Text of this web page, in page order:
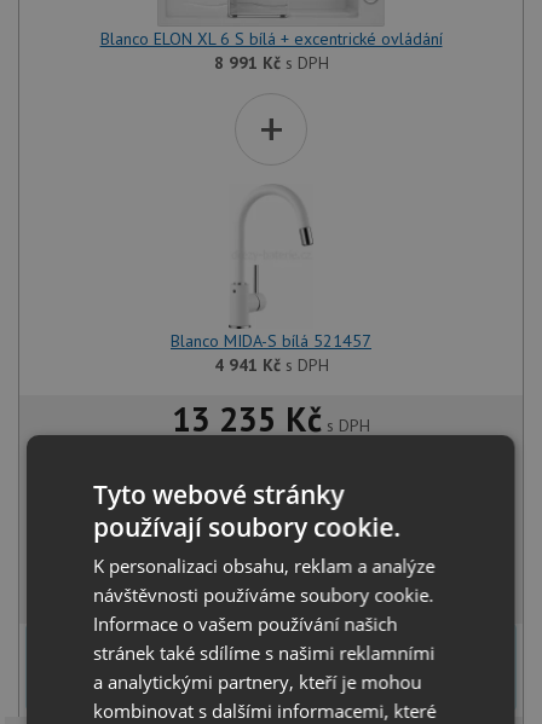
Blanco ELON XL 6 S bílá + excentrické ovládání
8 991 Kčs DPH
+
Blanco MIDA-S bílá 521457
4 941 Kčs DPH
13 235 Kč s DPH
SKLADEM
KOUPIT
U tohoto dřezu je možnévyvrtat otvor na baterii dle přání
zákazníka. Umístění otvoru můžete specifikovat v dalším kroku na
stránce nákupního košíku.
Tyto webové stránky
používají soubory cookie.
K personalizaci obsahu, reklam a analýze
návštěvnosti používáme soubory cookie.
Informace o vašem používání našich
stránek také sdílíme s našimi reklamními
a analytickými partnery, kteří je mohou
kombinovat s dalšími informacemi, které